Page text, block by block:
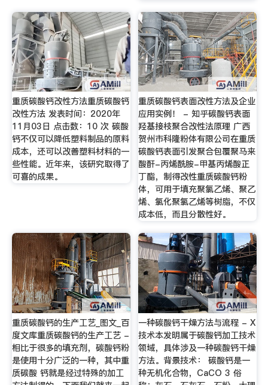
重质碳酸钙改性方法重质碳酸钙
改性方法 发表时间：2020年
11月03日 点击数：10 次 碳酸
钙不仅可以降低塑料制品的原料
成本，还可以改善塑料材料的一
些性能。近年来，该研究取得了
可喜的成果。
重质碳酸钙表面改性方法及企业
应用实例！ - 知乎碳酸钙表面
羟基接枝聚合改性法原理 广西
贺州市科隆粉体有限公司在重质
碳酸钙表面引发聚合包覆聚马来
酸酐-丙烯酰胺-甲基丙烯酸正
丁酯，制得改性重质碳酸钙粉
体，可用于填充聚氯乙烯、聚乙
烯、氯化聚氯乙烯等树脂，不仅
成本低，而且分散性好。
重质碳酸钙的生产工艺_图文_百
度文库重质碳酸钙的生产工艺 -
相比于很多的填充剂，碳酸钙粉
是使用十分广泛的一种，其中重
质碳酸 钙就是经过特殊的加工
一种碳酸钙干燥方法与流程 - X
技术本发明属于碳酸钙加工技术
领域，具体涉及一种碳酸钙干燥
方法。背景技术： 碳酸钙是一
种无机化合物，CaCO 3 俗